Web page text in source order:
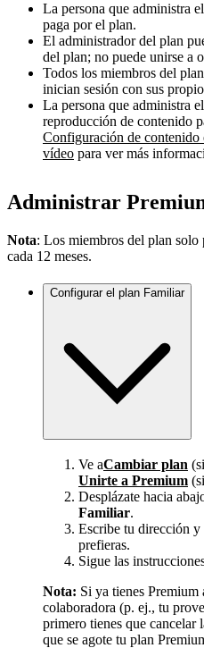
La persona que administra
paga por el plan.
El administrador del plan
del plan; no puede unirse a
Todos los miembros del
inician sesión con sus
La persona que administra
reproducción de contenido
Configuración de
vídeo para ver más
Administrar
Nota: Los miembros del plan solo
cada 12 meses.
Configurar el plan Familiar
Ve aCambiar plan
Unirte a Premium
Desplázate hacia
Familiar.
Escribe tu dirección
prefieras.
Sigue las
Nota: Si ya tienes Premium
colaboradora (p. ej., tu
primero tienes que cancelar
que se agote tu plan